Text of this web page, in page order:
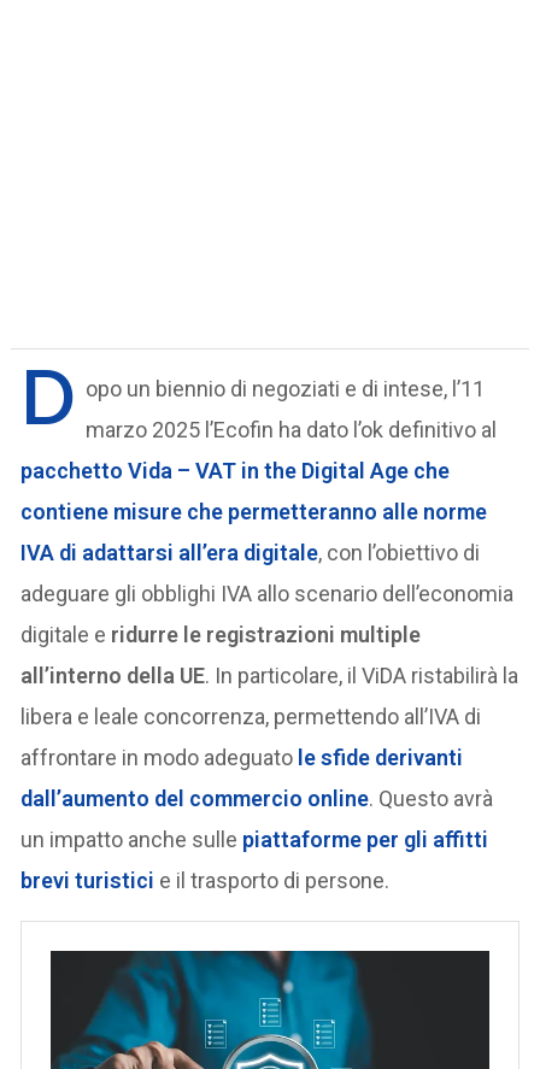
D opo un biennio di negoziati e di intese, l’11
marzo 2025 l’Ecofin ha dato l’ok definitivo al
pacchettoVida – VAT in the Digital Age che
contiene misure che permetteranno alle norme
IVA di adattarsi all’era digitale, con l’obiettivo di
adeguare gli obblighi IVA allo scenario dell’economia
digitale e ridurre le registrazioni multiple
all’interno della UE. In particolare, il ViDA ristabilirà la
libera e leale concorrenza, permettendo all’IVA di
affrontare in modo adeguato le sfide derivanti
dall’aumento del commercio online. Questo avrà
un impatto anche sulle piattaforme per gli affitti
brevi turistici e il trasporto di persone.